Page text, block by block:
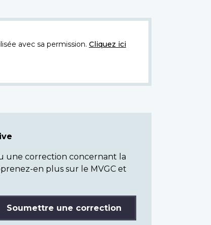
avec sa permission. Cliquez ici
une correction concernant la
en plus sur le MVGC et
Soumettre une correction